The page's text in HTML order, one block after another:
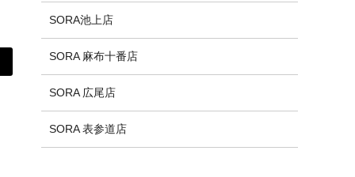
SORA池上店
SORA 麻布十番店
SORA 広尾店
SORA 表参道店